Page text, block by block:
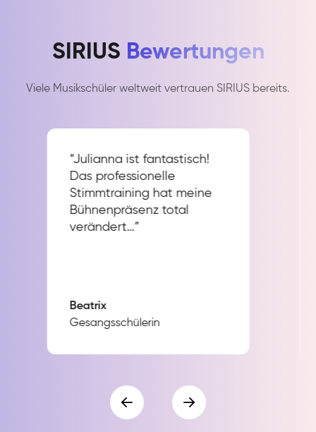
SIRIUS Bewertungen
Viele Musikschüler weltweit vertrauen SIRIUS bereits.
“Julianna ist fantastisch!
Das professionelle
Stimmtraining hat meine
Bühnenpräsenz total
verändert…”
Beatrix
Gesangsschülerin